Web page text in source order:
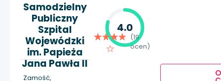
Samodzielny
Publiczny
Szpital
Wojewódzki
im. Papieża
Jana Pawła II
Zamość,
4.0
(19
ocen)
O